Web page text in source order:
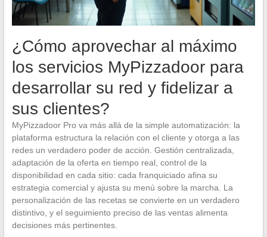
¿Cómo aprovechar al máximo
los servicios MyPizzadoor para
desarrollar su red y fidelizar a
sus clientes?
MyPizzadoor Pro va más allá de la simple automatización: la
plataforma estructura la relación con el cliente y otorga a las
redes un verdadero poder de acción. Gestión centralizada,
adaptación de la oferta en tiempo real, control de la
disponibilidad en cada sitio: cada franquiciado afina su
estrategia comercial y ajusta su menú sobre la marcha. La
personalización de las recetas se convierte en un verdadero
distintivo, y el seguimiento preciso de las ventas alimenta
decisiones más pertinentes.